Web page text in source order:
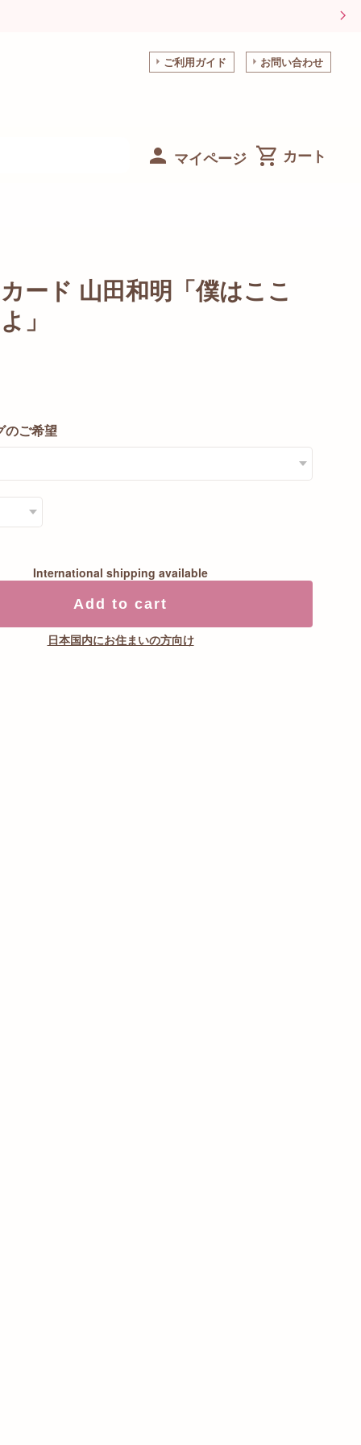
ご利用ガイド お問い合わせ
マイページ
ード 山田和明「僕はここ
」
ご希望
International shipping available
Add to cart
日本国内にお住まいの方向け